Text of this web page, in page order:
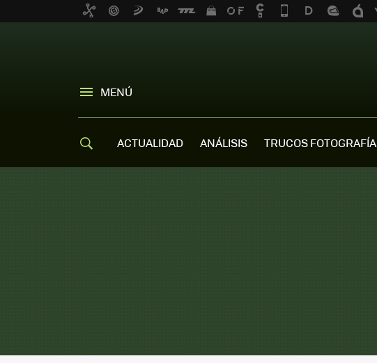
MENÚ
ACTUALIDAD ANÁLISIS TRUCOS FOTOGRAFÍA